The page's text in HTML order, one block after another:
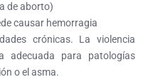
de aborto)
causar hemorragia
crónicas. La violencia
adecuada para patologías
o el asma.